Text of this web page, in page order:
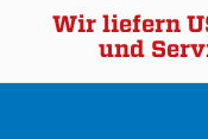
Wir liefern
und